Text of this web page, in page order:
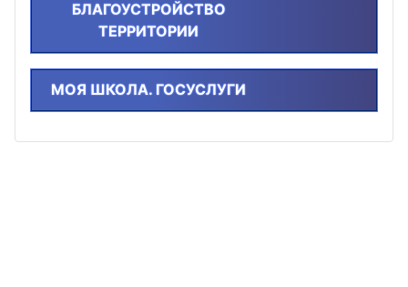
БЛАГОУСТРОЙСТВО
ТЕРРИТОРИИ
МОЯ ШКОЛА. ГОСУСЛУГИ